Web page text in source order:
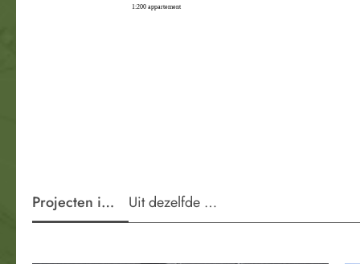
1:200 appartement
Projecten in de wijkUit dezelfde periode